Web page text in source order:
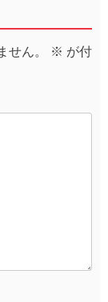
せん。 ※ が付